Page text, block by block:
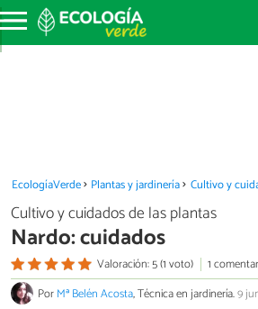
EcologíaVerde Plantas y jardinería Cultivo y
Cultivo y cuidados de las plantas
Nardo: cuidados
Valoración: 5 (1 voto)
1
PorMª Belén Acosta, Técnica en jardinería.9